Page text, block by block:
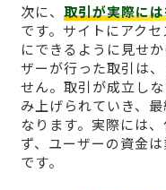
次に、 取引が実際に
です。サイトにアク
にできるように見せ
ザーが行った取引は
せん。取引が成立し
み上げられていき、
なります。実際には
ず、ユーザーの資金
です。